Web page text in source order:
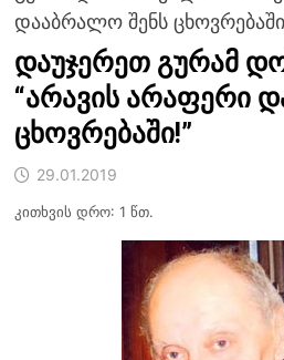
დააბრალო შენს
დაუჯერეთ გურამ
“არავის არაფერი
ცხოვრებაში!”
29.01.2019
კითხვის დრო: 1 წთ.